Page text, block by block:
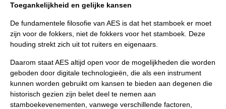
Toegankelijkheid en gelijke kansen
De fundamentele filosofie van AES is dat het stamboek er moet
zijn voor de fokkers, niet de fokkers voor het stamboek. Deze
houding strekt zich uit tot ruiters en eigenaars.
Daarom staat AES altijd open voor de mogelijkheden die worden
geboden door digitale technologieën, die als een instrument
kunnen worden gebruikt om kansen te bieden aan degenen die
historisch gezien zijn belet deel te nemen aan
stamboekevenementen, vanwege verschillende factoren,